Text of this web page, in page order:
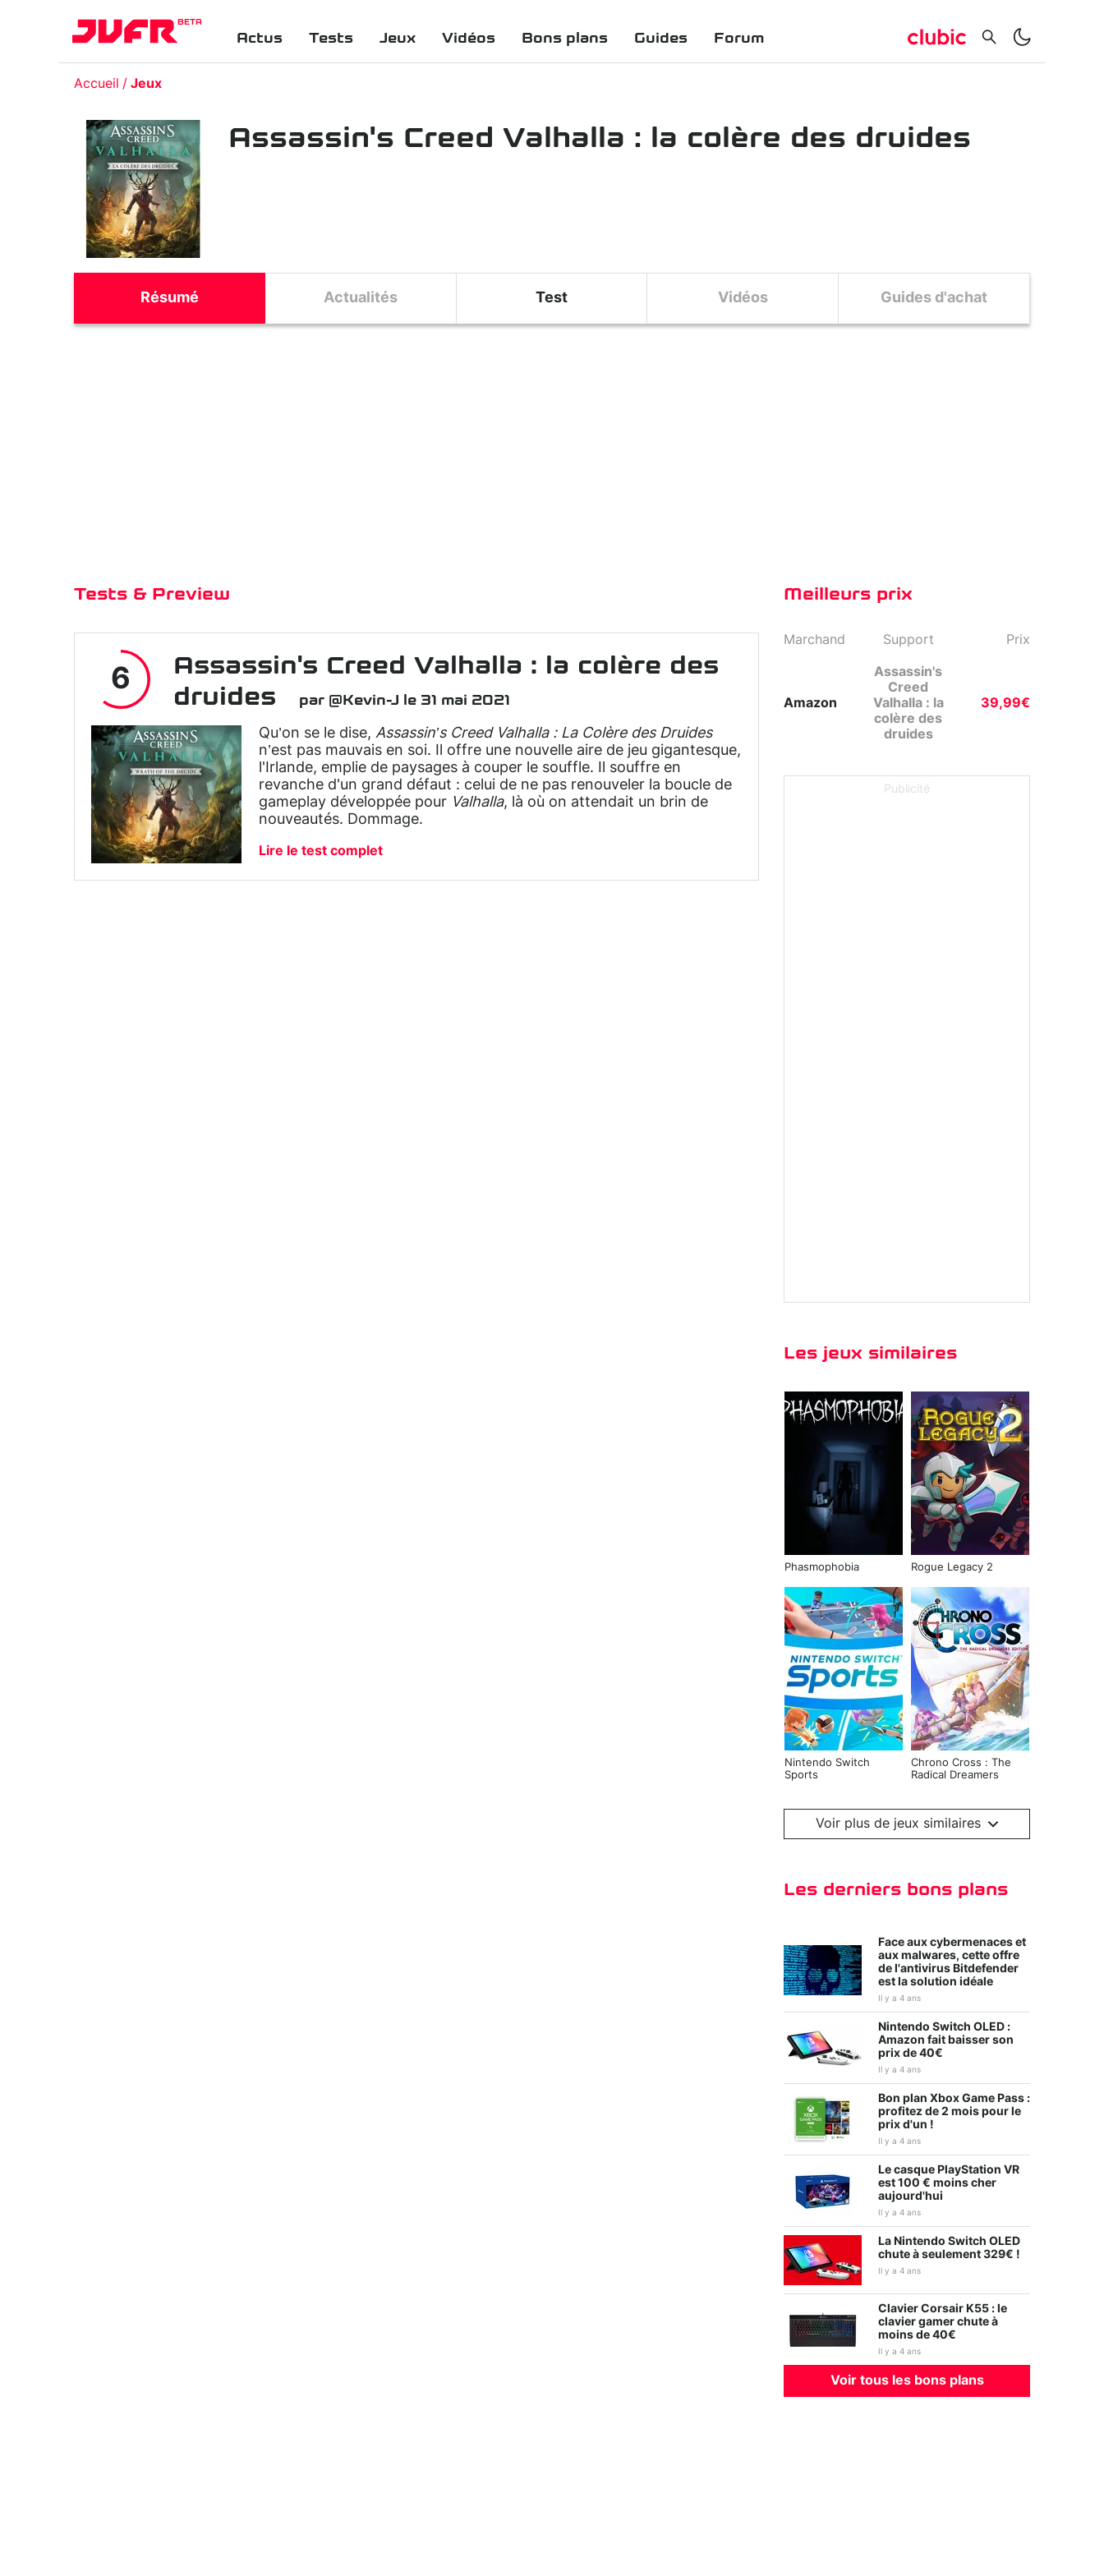
BETA
Actus Tests Jeux Vidéos Bons plans Guides Forum
Accueil Jeux
Assassin's Creed Valhalla : la colère des druides
Résumé Actualités Test Vidéos Guides d'achat
Tests & Preview
6
Assassin's Creed Valhalla : la colère des
druides
par @Kevin-J le 31 mai 2021
Qu’on se le dise, Assassin’s Creed Valhalla : La Colère des Druides
n’est pas mauvais en soi. Il offre une nouvelle aire de jeu gigantesque,
l'Irlande, emplie de paysages à couper le souffle. Il souffre en
revanche d'un grand défaut : celui de ne pas renouveler la boucle de
gameplay développée pour Valhalla, là où on attendait un brin de
nouveautés. Dommage.
Lire le test complet
Meilleurs prix
Marchand Support Prix
Amazon
Assassin's
Creed
Valhalla : la
colère des
druides
39,99€
Publicité
Les jeux similaires
Phasmophobia Rogue Legacy 2
Nintendo Switch
Sports
Chrono Cross : The
Radical Dreamers
Kirby et le monde
oublié
Tiny Tina's
Wonderlands
Ghostwire : Tokyo WWE 2K22
Gran Turismo 7 Elden Ring
Voir plus de jeux similaires
Les derniers bons plans
Face aux cybermenaces et
aux malwares, cette offre
de l'antivirus Bitdefender
est la solution idéale
Il y a 4 ans
Nintendo Switch OLED :
Amazon fait baisser son
prix de 40€
Il y a 4 ans
Bon plan Xbox Game Pass :
profitez de 2 mois pour le
prix d'un !
Il y a 4 ans
Le casque PlayStation VR
est 100 € moins cher
aujourd'hui
Il y a 4 ans
La Nintendo Switch OLED
chute à seulement 329€ !
Il y a 4 ans
Clavier Corsair K55 : le
clavier gamer chute à
moins de 40€
Il y a 4 ans
Voir tous les bons plans